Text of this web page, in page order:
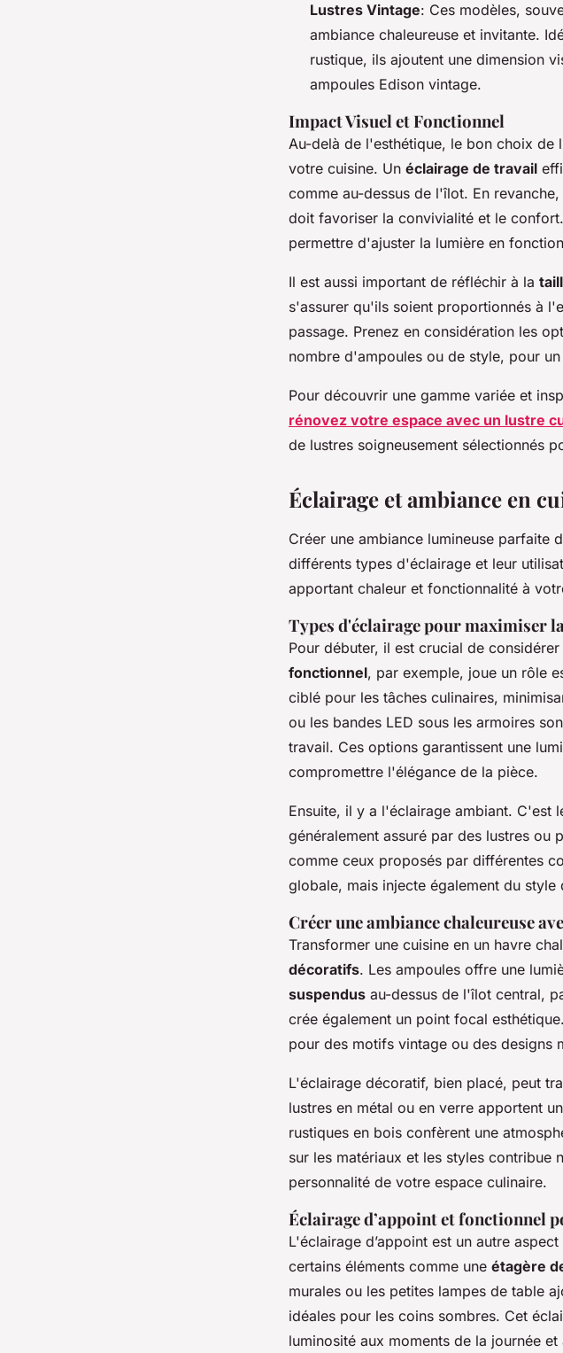
Lustres Vintage: Ces modèles,
ambiance chaleureuse et invitante.
rustique, ils ajoutent une dimension
ampoules Edison vintage.
Impact Visuel et Fonctionnel
Au-delà de l'esthétique, le bon choix de
votre cuisine. Un éclairage de travail
comme au-dessus de l'îlot. En
doit favoriser la convivialité et le
permettre d'ajuster la lumière en
Il est aussi important de réfléchir à la
s'assurer qu'ils soient proportionnés à
passage. Prenez en considération les
nombre d'ampoules ou de style, pour un
Pour découvrir une gamme variée et
rénovez votre espace avec un lustre
de lustres soigneusement sélectionnés
Éclairage et ambiance en
Créer une ambiance lumineuse parfaite
différents types d'éclairage et leur
apportant chaleur et fonctionnalité à
Types d'éclairage pour maximiser
Pour débuter, il est crucial de
fonctionnel, par exemple, joue un rôle
ciblé pour les tâches culinaires,
ou les bandes LED sous les armoires
travail. Ces options garantissent une
compromettre l'élégance de la pièce.
Ensuite, il y a l'éclairage ambiant. C'est
généralement assuré par des lustres ou
comme ceux proposés par différentes
globale, mais injecte également du style
Créer une ambiance chaleureuse
Transformer une cuisine en un havre
décoratifs. Les ampoules offre une
suspendus au-dessus de l'îlot central,
crée également un point focal
pour des motifs vintage ou des designs
L'éclairage décoratif, bien placé, peut
lustres en métal ou en verre apportent
rustiques en bois confèrent une
sur les matériaux et les styles contribue
personnalité de votre espace culinaire.
Éclairage d’appoint et fonctionnel
L'éclairage d’appoint est un autre
certains éléments comme une étagère
murales ou les petites lampes de table
idéales pour les coins sombres. Cet
luminosité aux moments de la journée